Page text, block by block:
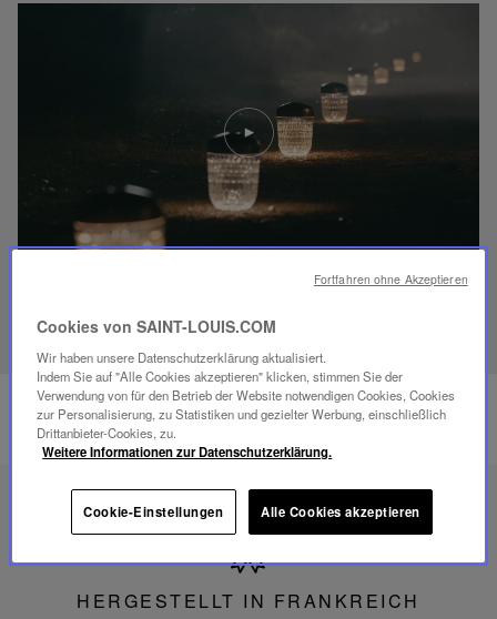
Video
abspielen
YouTube-
Video,
Folia
Mini-
Portable-
Lampe
Hergestellt
Frankreich
HERGESTELLT IN FRANKREICH
Cookies von SAINT-LOUIS.COM
Wir haben unsere Datenschutzerklärung aktualisiert.
Indem Sie auf "Alle Cookies akzeptieren" klicken, stimmen Sie der
Verwendung von für den Betrieb der Website notwendigen Cookies, Cookies
zur Personalisierung, zu Statistiken und gezielter Werbung, einschließlich
Drittanbieter-Cookies, zu.
Weitere Informationen zur Datenschutzerklärung.
Cookie-Einstellungen Alle Cookies akzeptieren
Fortfahren ohne Akzeptieren